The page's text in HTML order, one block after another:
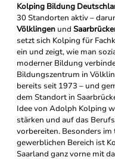
Kolping Bildung
30 Standorten aktiv –
Völklingen und
setzt sich Kolping für
ein und zeigt, wie man
moderner Bildung
Bildungszentrum in
bereits seit 1973 – und
dem Standort in
Idee von Adolph Kolping
stärken und auf das
vorbereiten. Besonders im
gewerblichen Bereich ist
Saarland ganz vorne mit